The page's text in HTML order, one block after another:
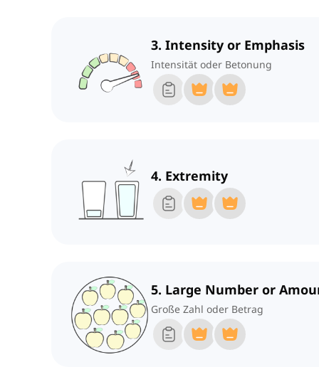
3. Intensity or Emphasis
Intensität oder Betonung
4. Extremity
5. Large Number or
Große Zahl oder Betrag